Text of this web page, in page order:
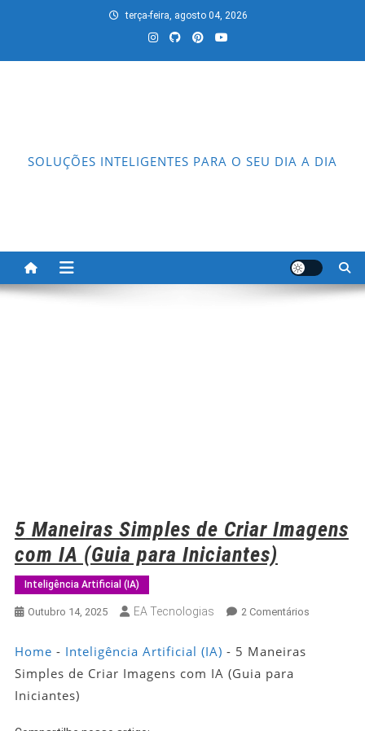
terça-feira, agosto 04, 2026
SOLUÇÕES INTELIGENTES PARA O SEU DIA A DIA
5 Maneiras Simples de Criar Imagens
com IA (Guia para Iniciantes)
Inteligência Artificial (IA)
Outubro 14, 2025 EA Tecnologias 2 ComentáriosEm
Home - Inteligência Artificial (IA) - 5 Maneiras
Simples de Criar Imagens com IA (Guia para
Iniciantes)